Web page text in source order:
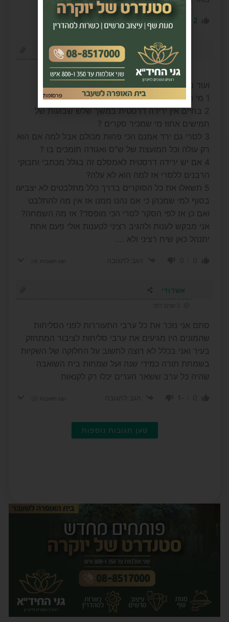
2
אשדודי
ועוד נקודה על הסקר שיצא היום
1 מי הזמין אותו לסרי?
2 בחיים אין ירידה דרסטית במשך שלש שבועות של
חמישים אחוז מי שמכיר סקרים ?
3 לסרי גם ירד אמנם הכי פחות מכולם אבל למה אם הוא
רק עולה וכל המועצת של ש”ס ואגודה תומכים בו ?
4 אם יש ירידה דרסטית לאמסלם זה בגלל מכתבי וחבוקי
הרבנים ללסרי אז למה הוא לא עלה?
5 תשאלו את כל הסוקרים בדרך כלל מתלבטים לא יצביעו
בסוף למי שמכהן כי אם נהנו ממנו אז אין מה להתלבט
ואם כן אז לפי הסקר לסרי הכי מופסד? אז מה השמחה?
אני מבקש לענות ולהגיב רציני לטענות אולי פעם אחת
יתנהל כאן שיח רציני ולא ….
הצג תשובות
אשדודי
סתם אני נזכר את כל ערבי התעוררות לפני הסליחות
שהמונים היו מגיעים את ערבי סליחות לציבור המתחזק
בעיר ואני בכלל לא רוצה לחשוב על החלוקה של השקיות
בשמחת תורה כמידי שנה ועל שמחות בית השואבה
שהיה כל ערב ששאר הערים יכלו רק לקנאות
-1 הצג תשובות
טען תגובות נוספות
פרסומת